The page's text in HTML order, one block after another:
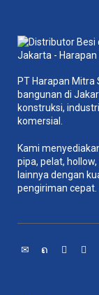
PT Harapan
bangunan di
konstruksi,
komersial.
Kami
pipa, pelat,
lainnya dengan
pengiriman cepat.